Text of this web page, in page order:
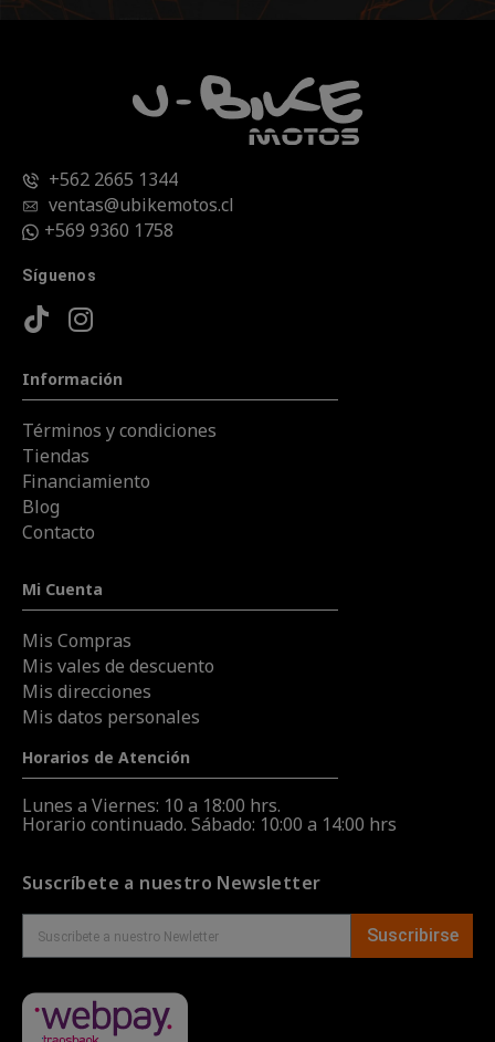
+562 2665 1344
ventas@ubikemotos.cl
+569 9360 1758
Síguenos
Información
Términos y condiciones
Tiendas
Financiamiento
Blog
Contacto
Mi Cuenta
Mis Compras
Mis vales de descuento
Mis direcciones
Mis datos personales
Horarios de Atención
Lunes a Viernes: 10 a 18:00 hrs.
Horario continuado. Sábado: 10:00 a 14:00 hrs
Suscríbete a nuestro Newsletter
Suscribirse